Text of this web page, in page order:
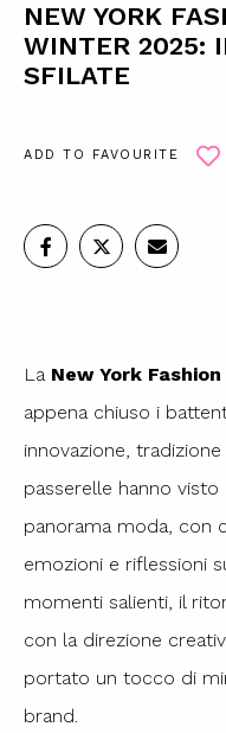
NEW YORK
WINTER 2025:
SFILATE
ADD TO FAVOURITE
La New York
appena chiuso i
innovazione,
passerelle hanno
panorama moda, con
emozioni e riflessioni
momenti salienti, il
con la direzione
portato un tocco di
brand.